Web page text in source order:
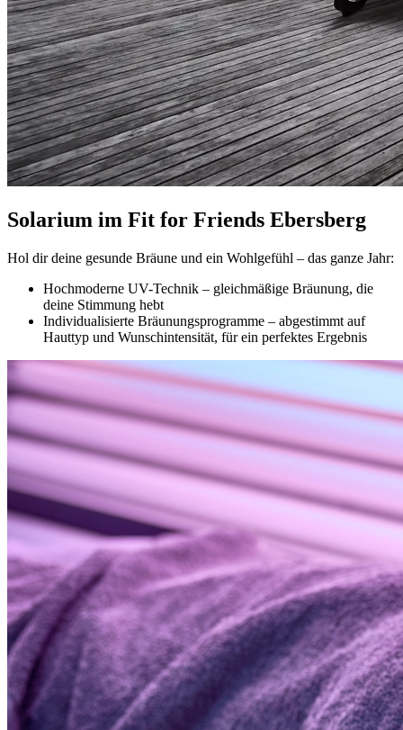
Solarium im Fit for Friends Ebersberg
Hol dir deine gesunde Bräune und ein Wohlgefühl – das ganze Jahr:
Hochmoderne UV-Technik – gleichmäßige Bräunung, die
deine Stimmung hebt
Individualisierte Bräunungsprogramme – abgestimmt auf
Hauttyp und Wunschintensität, für ein perfektes Ergebnis